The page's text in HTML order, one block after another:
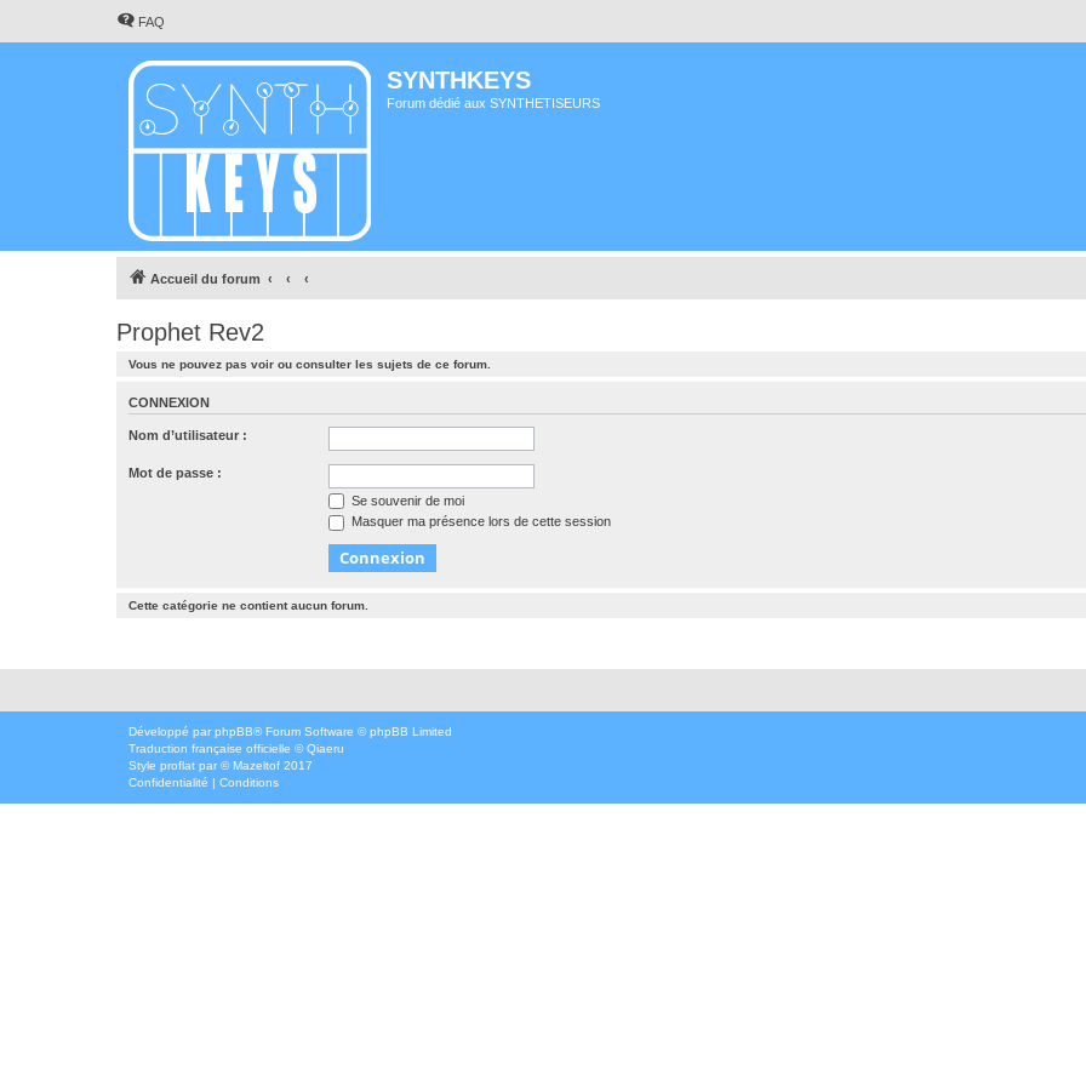
FAQ
SYNTHKEYS
Forum dédié aux SYNTHETISEURS
Accueil du forum
Prophet Rev2
Vous ne pouvez pas voir ou consulter les sujets de ce forum.
CONNEXION
Nom d’utilisateur :
Mot de passe :
Se souvenir de moi
Masquer ma présence lors de cette session
Cette catégorie ne contient aucun forum.
Développé par phpBB® Forum Software © phpBB Limited
Traduction française officielle ©Qiaeru
Style proflat par ©Mazeltof 2017
Confidentialité | Conditions